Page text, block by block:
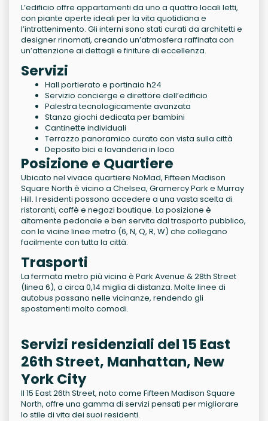
L’edificio offre appartamenti da uno a quattro locali letti,
con piante aperte ideali per la vita quotidiana e
l’intrattenimento. Gli interni sono stati curati da architetti e
designer rinomati, creando un’atmosfera raffinata con
un’attenzione ai dettagli e finiture di eccellenza.
Servizi
Hall portierato e portinaio h24
Servizio concierge e direttore dell’edificio
Palestra tecnologicamente avanzata
Stanza giochi dedicata per bambini
Cantinette individuali
Terrazzo panoramico curato con vista sulla città
Deposito bici e lavanderia in loco
Posizione e Quartiere
Ubicato nel vivace quartiere NoMad, Fifteen Madison
Square North è vicino a Chelsea, Gramercy Park e Murray
Hill. I residenti possono accedere a una vasta scelta di
ristoranti, caffè e negozi boutique. La posizione è
altamente pedonale e ben servita dal trasporto pubblico,
con le vicine linee metro (6, N, Q, R, W) che collegano
facilmente con tutta la città.
Trasporti
La fermata metro più vicina è Park Avenue & 28th Street
(linea 6), a circa 0,14 miglia di distanza. Molte linee di
autobus passano nelle vicinanze, rendendo gli
spostamenti molto comodi.
Servizi residenziali del 15 East
26th Street, Manhattan, New
York City
Il 15 East 26th Street, noto come Fifteen Madison Square
North, offre una gamma di servizi pensati per migliorare
lo stile di vita dei suoi residenti.